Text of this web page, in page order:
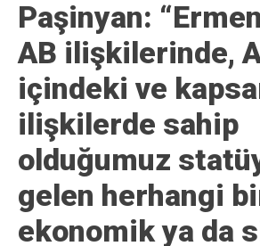
Paşinyan:
AB ilişkilerinde,
içindeki ve
ilişkilerde sahip
olduğumuz
gelen herhangi
ekonomik ya da